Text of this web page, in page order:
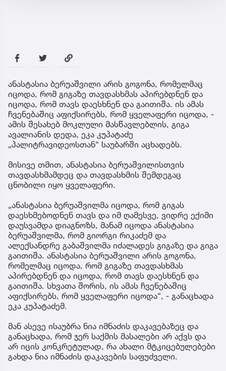
ანასტასია ბერუაშვილი არის გოგონა, რომელმაც
იცოდა, რომ გიგაზე თავდასხმას აპირებდნენ და
იცოდა, რომ თავს დაესხნენ და გაითიშა. ის ამას
ჩვენებაშიც აფიქსირებს, რომ ყველაფერი იცოდა, -
ამის შესახებ მოკლული მასწავლებლის, გიგა
ავალიანის დედა, ეკა კუპატაძე
„პალიტრავიდეოსთან“ საუბარში აცხადებს.
მისივე თმით, ანასტასია ბერუაშვილისთვის
თავდასხმამდეც და თავდასხმის შემდეგაც
ცნობილი იყო ყველაფერი.
„ანასტასია ბერუაშვილმა იცოდა, რომ გიგას
დაესხმებოდნენ თავს და იმ ღამესვე, ვიდრე ექიმი
დაუსვამდა დიაგნოზს, მანამ იცოდა ანასტასია
ბერუაშვილმა, რომ გიორგი რიკაძემ და
ალექსანდრე გაბაშვილმა იძალადეს გიგაზე და გიგა
გაითიშა. ანასტასია ბერუაშვილი არის გოგონა,
რომელმაც იცოდა, რომ გიგაზე თავდასხმას
აპირებდნენ და იცოდა, რომ თავს დაესხნენ და
გაითიშა. სხვათა შორის, ის ამას ჩვენებაშიც
აფიქსირებს, რომ ყველაფერი იცოდა“, - განაცხადა
ეკა კუპატაძემ.
მან ასევე ისაუბრა ნია იმნაძის დაკავებაზეც და
განაცხადა, რომ ჯერ საქმის მასალები არ აქვს და
არ იცის კონკრეტულად, რა ახალი მტკიცებულებები
გახდა ნია იმნაძის დაკავების საფუძველი.